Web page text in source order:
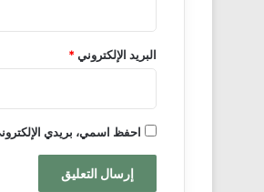
البريد الإلكتروني*
احفظ اسمي، بريدي